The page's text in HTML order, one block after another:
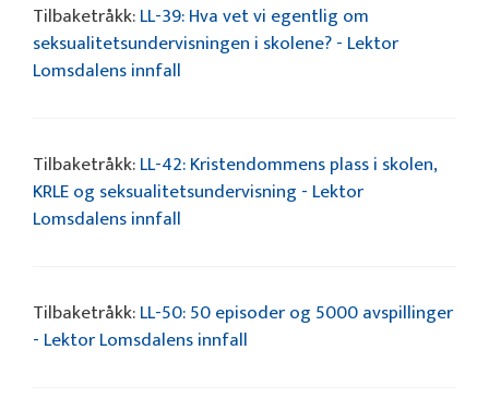
Tilbaketråkk:LL-39: Hva vet vi egentlig om
seksualitetsundervisningen i skolene? - Lektor
Lomsdalens innfall
Tilbaketråkk:LL-42: Kristendommens plass i skolen,
KRLE og seksualitetsundervisning - Lektor
Lomsdalens innfall
Tilbaketråkk:LL-50: 50 episoder og 5000 avspillinger
- Lektor Lomsdalens innfall